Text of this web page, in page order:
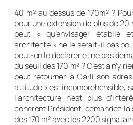
40 m² au dessus de 170m² ?
pour une extension de plus de 20
peut « qu’envisager établie
architecte » ne le serait-il pas
peut-on le déclarer et ne pas
du seuil des 170 m² ? C’est à n’y
peut retourner à Carli son
attitude « est incompréhensible,
l’architecture n’est plus
cohérent Président, demandez la
des 170 m² avec les 2200